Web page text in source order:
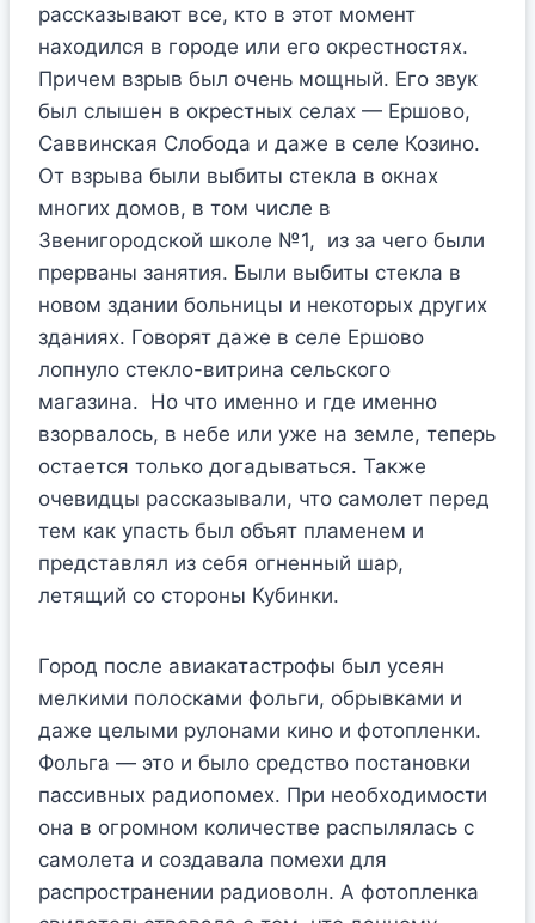
рассказывают все, кто в этот момент
находился в городе или его окрестностях.
Причем взрыв был очень мощный. Его звук
был слышен в окрестных селах — Ершово,
Саввинская Слобода и даже в селе Козино.
От взрыва были выбиты стекла в окнах
многих домов, в том числе в
Звенигородской школе №1, из за чего были
прерваны занятия. Были выбиты стекла в
новом здании больницы и некоторых других
зданиях. Говорят даже в селе Ершово
лопнуло стекло-витрина сельского
магазина. Но что именно и где именно
взорвалось, в небе или уже на земле, теперь
остается только догадываться. Также
очевидцы рассказывали, что самолет перед
тем как упасть был объят пламенем и
представлял из себя огненный шар,
летящий со стороны Кубинки.
Город после авиакатастрофы был усеян
мелкими полосками фольги, обрывками и
даже целыми рулонами кино и фотопленки.
Фольга — это и было средство постановки
пассивных радиопомех. При необходимости
она в огромном количестве распылялась с
самолета и создавала помехи для
распространении радиоволн. А фотопленка